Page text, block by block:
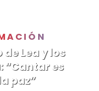
de Lea y los
“Cantar es
paz”